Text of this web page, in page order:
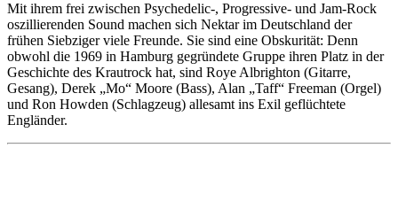
Mit ihrem frei zwischen Psychedelic-, Progressive- und Jam-Rock
oszillierenden Sound machen sich Nektar im Deutschland der
frühen Siebziger viele Freunde. Sie sind eine Obskurität: Denn
obwohl die 1969 in Hamburg gegründete Gruppe ihren Platz in der
Geschichte des Krautrock hat, sind Roye Albrighton (Gitarre,
Gesang), Derek „Mo“ Moore (Bass), Alan „Taff“ Freeman (Orgel)
und Ron Howden (Schlagzeug) allesamt ins Exil geflüchtete
Engländer.